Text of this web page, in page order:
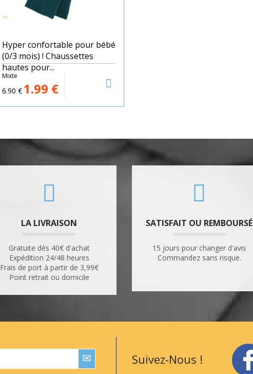
Hyper confortable pour bébé
(0/3 mois) ! Chaussettes
hautes pour...
Mixte
6.90 € 1.99 €
LA LIVRAISON
Gratuite dès 40€ d'achat
Expédition 24/48 heures
Frais de port à partir de 3,99€
Point retrait ou domicile
SATISFAIT OU REMBOURSÉ
15 jours pour changer d'avis
Commandez sans risque.
Suivez-Nous !